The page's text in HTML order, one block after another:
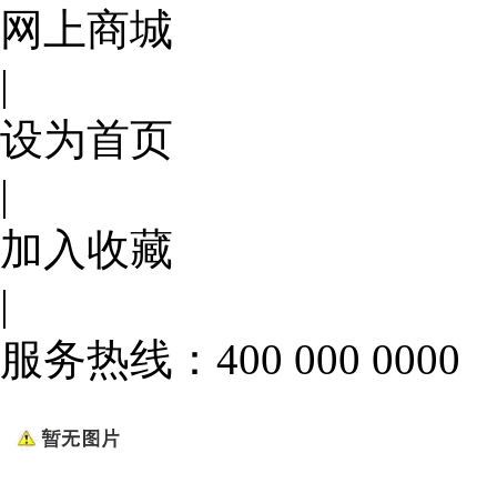
网上商城
|
设为首页
|
加入收藏
|
服务热线：400 000 0000